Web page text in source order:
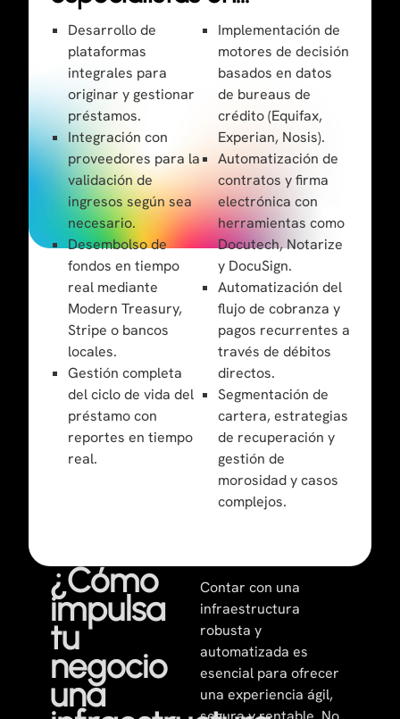
Desarrollo de
plataformas
integrales para
originar y gestionar
préstamos.
Integración con
proveedores para la
validación de
ingresos según sea
necesario.
Desembolso de
fondos en tiempo
real mediante
Modern Treasury,
Stripe o bancos
locales.
Gestión completa
del ciclo de vida del
préstamo con
reportes en tiempo
real.
Implementación de
motores de decisión
basados en datos
de bureaus de
crédito (Equifax,
Experian, Nosis).
Automatización de
contratos y firma
electrónica con
herramientas como
Docutech, Notarize
y DocuSign.
Automatización del
flujo de cobranza y
pagos recurrentes a
través de débitos
directos.
Segmentación de
cartera, estrategias
de recuperación y
gestión de
morosidad y casos
complejos.
¿Cómo
impulsa
tu
negocio
una
Contar con una
infraestructura
robusta y
automatizada es
esencial para ofrecer
una experiencia ágil,